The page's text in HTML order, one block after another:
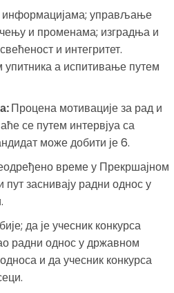
управљање
и променама; изградња и
и интегритет.
а испитивање путем
Процена мотивације за рад и
се путем интервјуа са
може добити је 6.
време у Прекршајном
заснивају радни однос у
да је учесник конкурса
радни однос у државном
и да учесник конкурса